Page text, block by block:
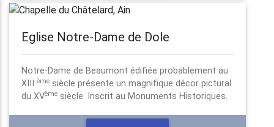
Eglise Notre-Dame de Dole
Notre-Dame de Beaumont édifiée probablement au
XIII
ème siècle présente un magnifique décor pictural
du XVème siècle. Inscrit au Monuments Historiques.